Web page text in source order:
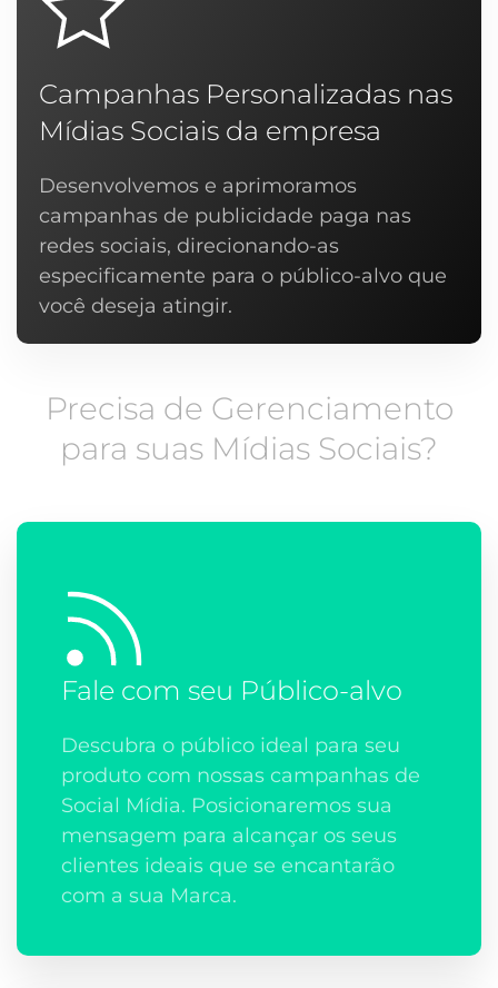
Campanhas Personalizadas nas
Mídias Sociais da empresa
Desenvolvemos e aprimoramos
campanhas de publicidade paga nas
redes sociais, direcionando-as
especificamente para o público-alvo que
você deseja atingir.
Precisa de Gerenciamento
para suas Mídias Sociais?
Fale com seu Público-alvo
Descubra o público ideal para seu
produto com nossas campanhas de
Social Mídia. Posicionaremos sua
mensagem para alcançar os seus
clientes ideais que se encantarão
com a sua Marca.